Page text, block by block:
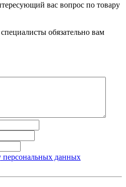
вас вопрос по товару
обязательно вам
персональных данных